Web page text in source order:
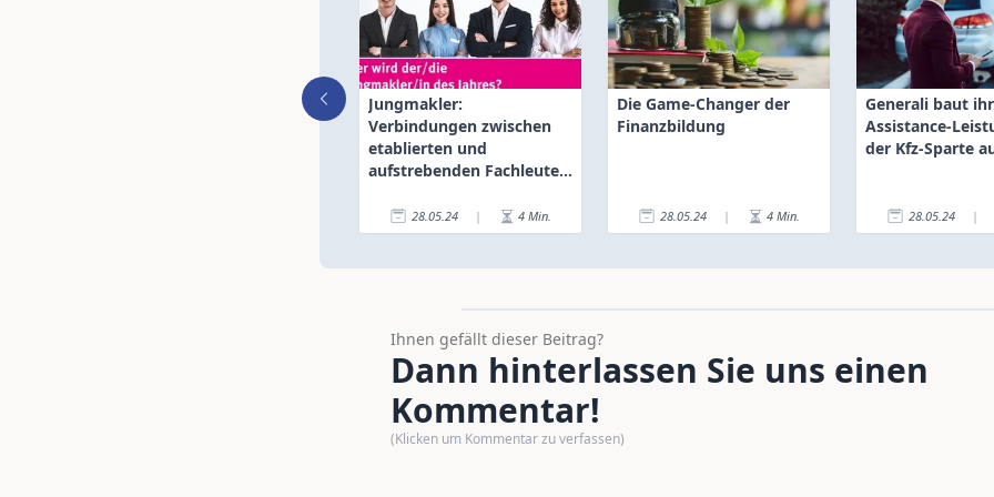
Jungmakler:
Verbindungen zwischen
etablierten und
aufstrebenden Fachleuten
28.05.24 | 4 Min.
Die Game-Changer der
Finanzbildung
28.05.24 | 4 Min.
Generali baut
Assistance-
der Kfz-Sparte
28.05.24 |
Ihnen gefällt dieser Beitrag?
Dann hinterlassen Sie uns einen
Kommentar!
(Klicken um Kommentar zu verfassen)